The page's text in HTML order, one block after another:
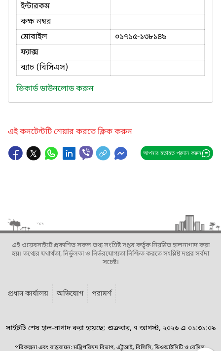
ইন্টারকম
কক্ষ নম্বর
মোবাইল
০১৭১৫-১৩৮১৪৯
ফ্যাক্স
ব্যাচ (বিসিএস)
ভিকার্ড ডাউনলোড করুন
এই কনটেন্টটি শেয়ার করতে ক্লিক করুন
আপনার মতামত প্রদান করুন
এই ওয়েবসাইটে প্রকাশিত সকল তথ্য সংশ্লিষ্ট দপ্তর কর্তৃক নিয়মিত হালনাগাদ করা
হয়। তথ্যের যথার্থতা, নির্ভুলতা ও নির্ভরযোগ্যতা নিশ্চিত করতে সংশ্লিষ্ট দপ্তর সর্বদা
সচেষ্ট।
প্রধান কার্যালয় অভিযোগ পরামর্শ
সাইটটি শেষ হাল-নাগাদ করা হয়েছে: শুক্রবার, ৭ আগস্ট, ২০২৬ এ ০১:৩১:০৯
পরিকল্পনা এবং বাস্তবায়ন: মন্ত্রিপরিষদ বিভাগ, এটুআই, বিসিসি, ডিওআইসিটি ও বেসিস।